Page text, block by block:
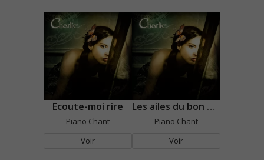
Ecoute-moi rire
Piano Chant
Voir
Les ailes du bon dieu
Piano Chant
Voir